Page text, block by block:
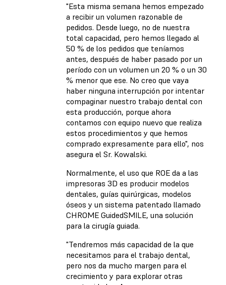
"Esta misma semana hemos empezado
a recibir un volumen razonable de
pedidos. Desde luego, no de nuestra
total capacidad, pero hemos llegado al
50 % de los pedidos que teníamos
antes, después de haber pasado por un
período con un volumen un 20 % o un 30
% menor que ese. No creo que vaya
haber ninguna interrupción por intentar
compaginar nuestro trabajo dental con
esta producción, porque ahora
contamos con equipo nuevo que realiza
estos procedimientos y que hemos
comprado expresamente para ello", nos
asegura el Sr. Kowalski.
Normalmente, el uso que ROE da a las
impresoras 3D es producir modelos
dentales, guías quirúrgicas, modelos
óseos y un sistema patentado llamado
CHROME GuidedSMILE, una solución
para la cirugía guiada.
"Tendremos más capacidad de la que
necesitamos para el trabajo dental,
pero nos da mucho margen para el
crecimiento y para explorar otras